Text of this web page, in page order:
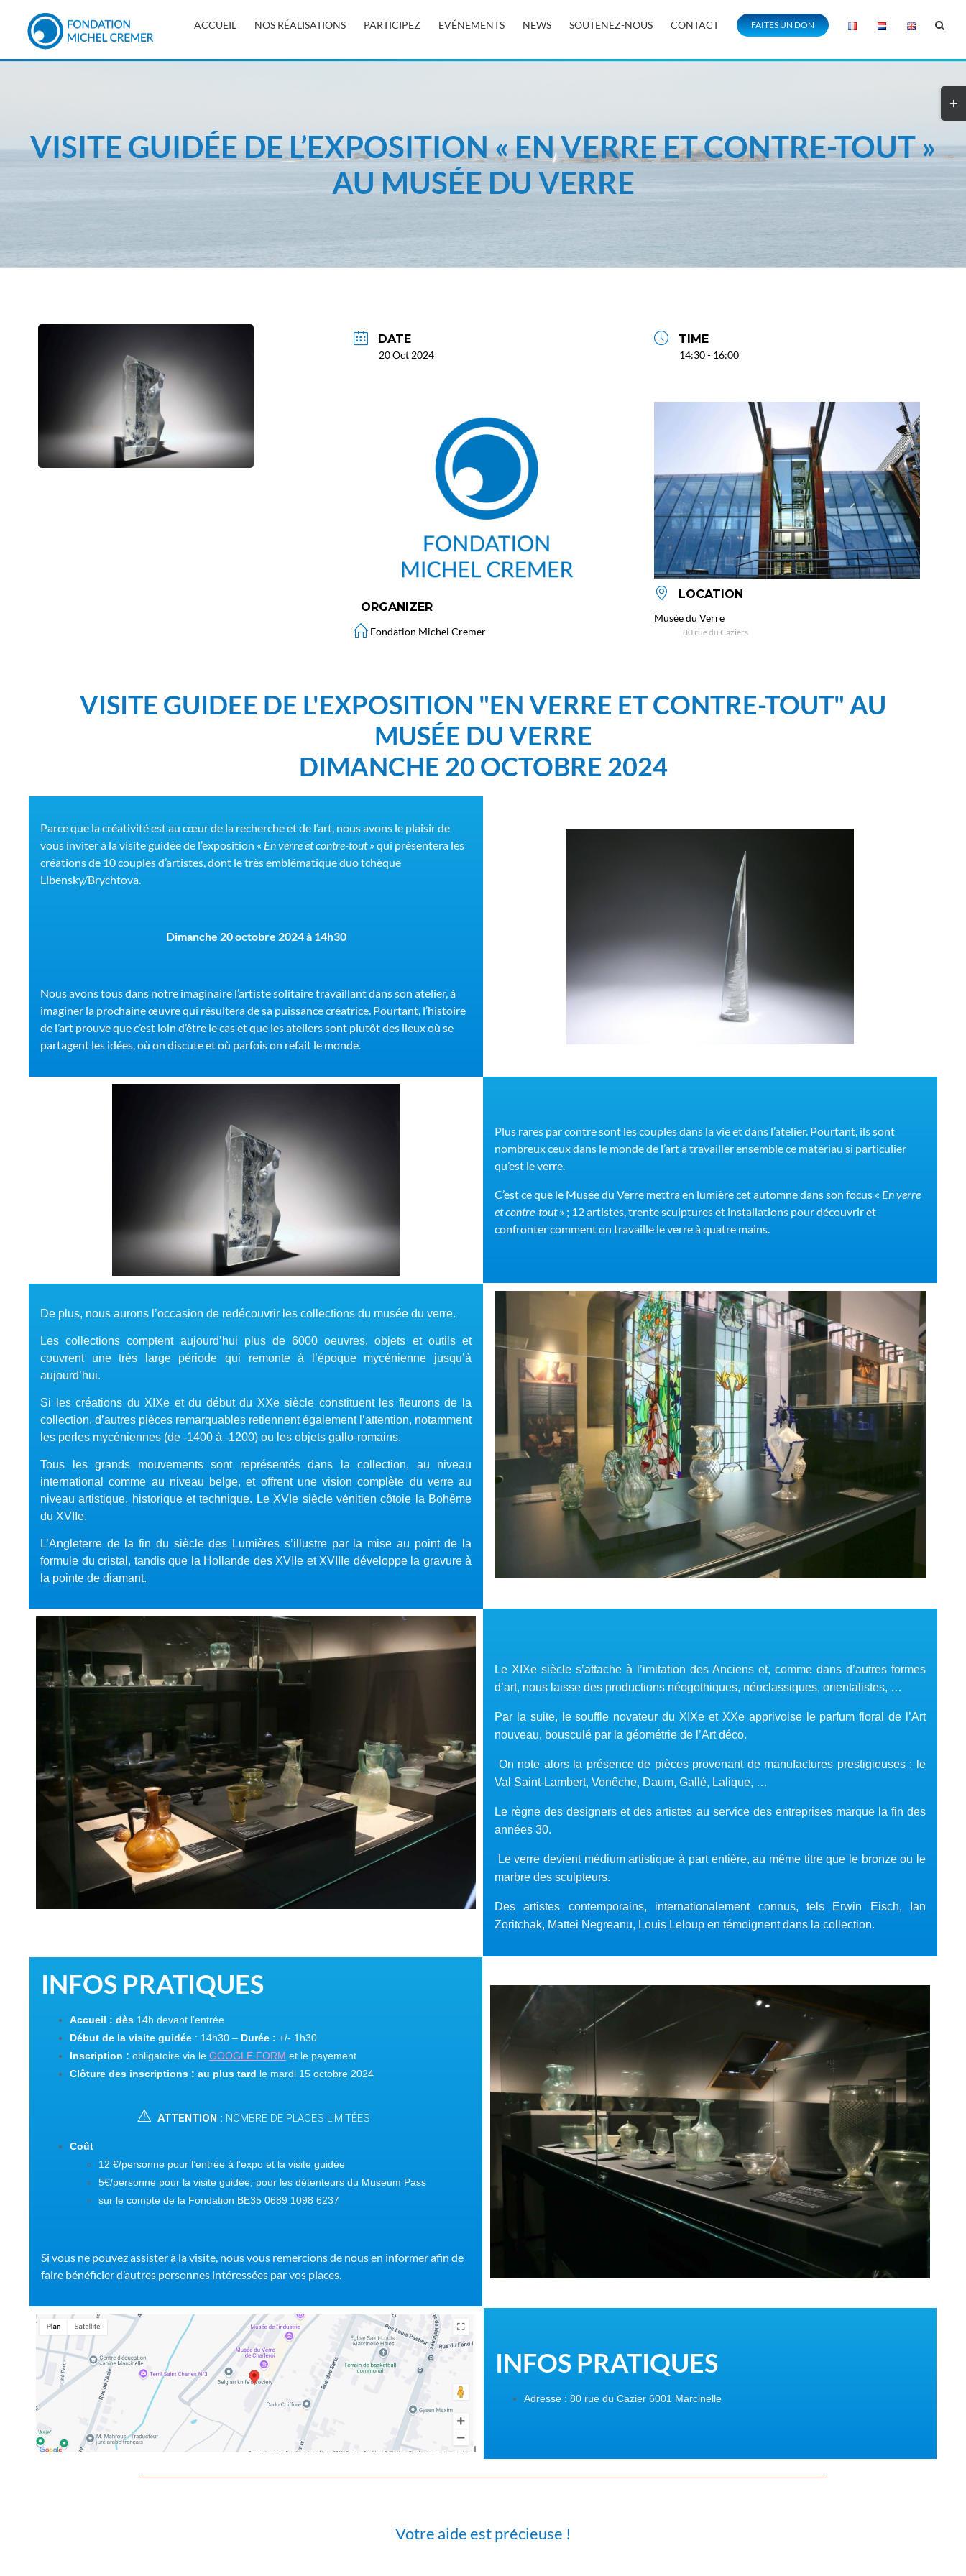
ACCUEIL NOS RÉALISATIONS PARTICIPEZ EVÉNEMENTS NEWS SOUTENEZ-NOUS CONTACT FAITES UN DON
VISITE GUIDÉE DE L’EXPOSITION « EN VERRE ET CONTRE-TOUT »
AU MUSÉE DU VERRE
DATE
20 Oct 2024
ORGANIZER
Fondation Michel Cremer
TIME
14:30 - 16:00
LOCATION
Musée du Verre
80 rue du Caziers
VISITE GUIDEE DE L'EXPOSITION "EN VERRE ET CONTRE-TOUT" AU
MUSÉE DU VERRE
DIMANCHE 20 OCTOBRE 2024
Parce que la créativité est au cœur de la recherche et de l’art, nous avons le plaisir de
vous inviter à la visite guidée de l’exposition « En verre et contre-tout» qui présentera les
créations de 10 couples d’artistes, dont le très emblématique duo tchèque
Libensky/Brychtova.
Dimanche 20 octobre 2024 à 14h30
Nous avons tous dans notre imaginaire l’artiste solitaire travaillant dans son atelier, à
imaginer la prochaine œuvre qui résultera de sa puissance créatrice. Pourtant, l’histoire
de l’art prouve que c’est loin d’être le cas et que les ateliers sont plutôt des lieux où se
partagent les idées, où on discute et où parfois on refait le monde.
Plus rares par contre sont les couples dans la vie et dans l’atelier. Pourtant, ils sont
nombreux ceux dans le monde de l’art à travailler ensemble ce matériau si particulier
qu’est le verre.
C’est ce que le Musée du Verre mettra en lumière cet automne dans son focus « En verre
et contre-tout» ; 12 artistes, trente sculptures et installations pour découvrir et
confronter comment on travaille le verre à quatre mains.
De plus, nous aurons l’occasion de redécouvrir les collections du musée du verre.
Les collections comptent aujourd’hui plus de 6000 oeuvres, objets et outils et
couvrent une très large période qui remonte à l’époque mycénienne jusqu’à
aujourd’hui.
Si les créations du XIXe et du début du XXe siècle constituent les fleurons de la
collection, d’autres pièces remarquables retiennent également l’attention, notamment
les perles mycéniennes (de -1400 à -1200) ou les objets gallo-romains.
Tous les grands mouvements sont représentés dans la collection, au niveau
international comme au niveau belge, et offrent une vision complète du verre au
niveau artistique, historique et technique. Le XVIe siècle vénitien côtoie la Bohême
du XVIIe.
L’Angleterre de la fin du siècle des Lumières s’illustre par la mise au point de la
formule du cristal, tandis que la Hollande des XVIIe et XVIIIe développe la gravure à
la pointe de diamant.
Le XIXe siècle s’attache à l’imitation des Anciens et, comme dans d’autres formes
d’art, nous laisse des productions néogothiques, néoclassiques, orientalistes, …
Par la suite, le souffle novateur du XIXe et XXe apprivoise le parfum floral de l’Art
nouveau, bousculé par la géométrie de l’Art déco.
On note alors la présence de pièces provenant de manufactures prestigieuses : le
Val Saint-Lambert, Vonêche, Daum, Gallé, Lalique, …
Le règne des designers et des artistes au service des entreprises marque la fin des
années 30.
Le verre devient médium artistique à part entière, au même titre que le bronze ou le
marbre des sculpteurs.
Des artistes contemporains, internationalement connus, tels Erwin Eisch, Ian
Zoritchak, Mattei Negreanu, Louis Leloup en témoignent dans la collection.
INFOS PRATIQUES
Accueil : dès 14h devant l’entrée
Début de la visite guidée : 14h30 – Durée : +/- 1h30
Inscription : obligatoire via le GOOGLE FORM et le payement
Clôture des inscriptions : au plus tard le mardi 15 octobre 2024
⚠ ATTENTION : NOMBRE DE PLACES LIMITÉES
Coût
12 €/personne pour l’entrée à l’expo et la visite guidée
5€/personne pour la visite guidée, pour les détenteurs du Museum Pass
sur le compte de la Fondation BE35 0689 1098 6237
Si vous ne pouvez assister à la visite, nous vous remercions de nous en informer afin de
faire bénéficier d’autres personnes intéressées par vos places.
INFOS PRATIQUES
Adresse : 80 rue du Cazier 6001 Marcinelle
Votre aide est précieuse !